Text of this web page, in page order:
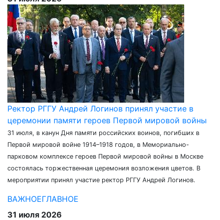
Ректор РГГУ Андрей Логинов принял участие в
церемонии памяти героев Первой мировой войны
31 июля, в канун Дня памяти российских воинов, погибших в
Первой мировой войне 1914–1918 годов, в Мемориально-
парковом комплексе героев Первой мировой войны в Москве
состоялась торжественная церемония возложения цветов. В
мероприятии принял участие ректор РГГУ Андрей Логинов.
ВАЖНОЕГЛАВНОЕ
31 июля 2026